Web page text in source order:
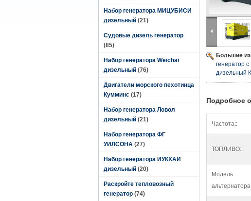
Набор генератора МИЦУБИСИ
дизельный (21)
Судовые дизель генератор
(85)
Набор генератора Weichai
дизельный (76)
Двигатели морского пехотинца
Кумминс (17)
Набор генератора Ловол
дизельный (21)
Набор генератора ФГ
УИЛСОНА (27)
Набор генератора ИУКХАИ
дизельный (20)
Раскройте тепловозный
генератор (74)
Большие
генератор
дизельный
Подробное
Частота::
ТОПЛИВО::
Модель